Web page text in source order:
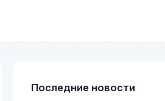
Последние новости